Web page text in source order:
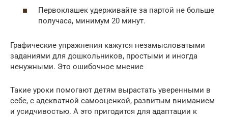
Первоклашек удерживайте за партой не больше
получаса, минимум 20 минут.
Графические упражнения кажутся незамысловатыми
заданиями для дошкольников, простыми и иногда
ненужными. Это ошибочное мнение
Такие уроки помогают детям вырастать уверенными в
себе, с адекватной самооценкой, развитым вниманием
и усидчивостью. А это пригодится для адаптации к